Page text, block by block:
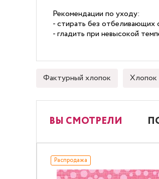
Рекомендации по уходу:
- стирать без отбеливающих
- гладить при невысокой
Фактурный хлопок Хлопок
ВЫ СМОТРЕЛИ
Распродажа